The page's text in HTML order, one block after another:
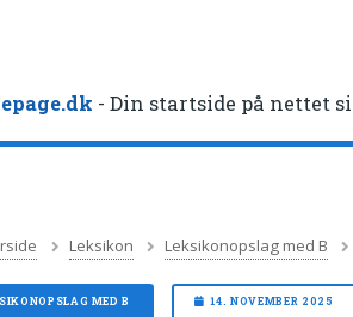
- Din startside på nettet
Leksikon Leksikonopslag med B
MED B 14. NOVEMBER 2025